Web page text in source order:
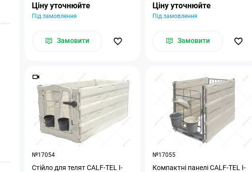
Ціну уточнюйте
Під замовлення
Замовити
Ціну уточнюйте
Під замовлення
Замовити
№17054
Стійло для телят CALF-TEL I-
№17055
Компактні панелі CALF-TEL I-